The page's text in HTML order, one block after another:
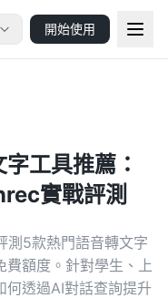
開始使用
工具推薦：
實戰評測
測5款熱門語音轉文字
費額度。針對學生、上
透過AI對話查詢提升